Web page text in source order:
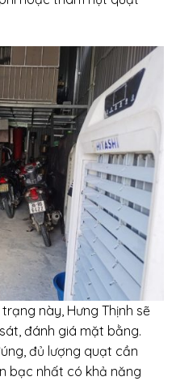
này, Hưng Thịnh sẽ
đánh giá mặt bằng.
đủ lượng quạt cần
bạc nhất có khả năng